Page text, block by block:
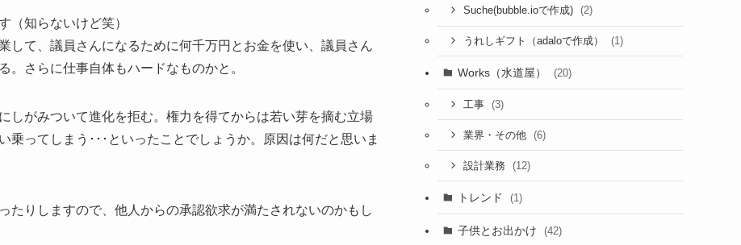
（知らないけど笑）
して、議員さんになるために何千万円とお金を使い、議員さん
。さらに仕事自体もハードなものかと。
しがみついて進化を拒む。権力を得てからは若い芽を摘む立場
乗ってしまう･･･といったことでしょうか。原因は何だと思いま
たりしますので、他人からの承認欲求が満たされないのかもし
Suche(bubble.ioで作成) (2)
うれしギフト（adaloで作成） (1)
Works（水道屋） (20)
工事 (3)
業界・その他 (6)
設計業務 (12)
トレンド (1)
子供とお出かけ (42)